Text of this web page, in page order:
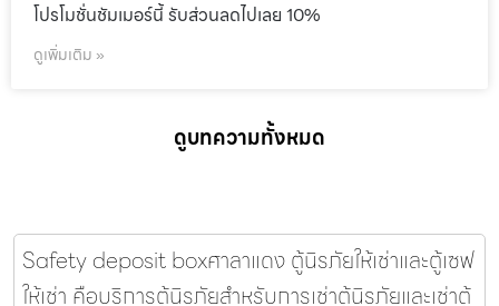
โปรโมชั่นชัมเมอร์นี้ รับส่วนลดไปเลย 10%
ดูเพิ่มเติม »
ดูบทความทั้งหมด
Safety deposit boxศาลาแดง ตู้นิรภัยให้เช่าและตู้เซฟ
ให้เช่า คือบริการตู้นิรภัยสำหรับการเช่าตู้นิรภัยและเช่าตู้